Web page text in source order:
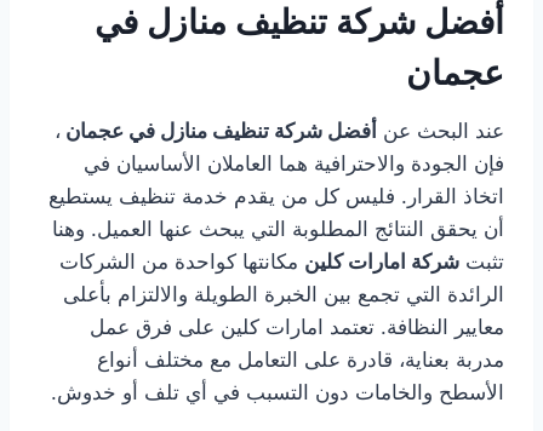
أفضل شركة تنظيف منازل في
عجمان
عند البحث عن أفضل شركة تنظيف منازل في عجمان ،
فإن الجودة والاحترافية هما العاملان الأساسيان في
اتخاذ القرار. فليس كل من يقدم خدمة تنظيف يستطيع
أن يحقق النتائج المطلوبة التي يبحث عنها العميل. وهنا
تثبت شركة امارات كلين مكانتها كواحدة من الشركات
الرائدة التي تجمع بين الخبرة الطويلة والالتزام بأعلى
معايير النظافة. تعتمد امارات كلين على فرق عمل
مدربة بعناية، قادرة على التعامل مع مختلف أنواع
الأسطح والخامات دون التسبب في أي تلف أو خدوش.